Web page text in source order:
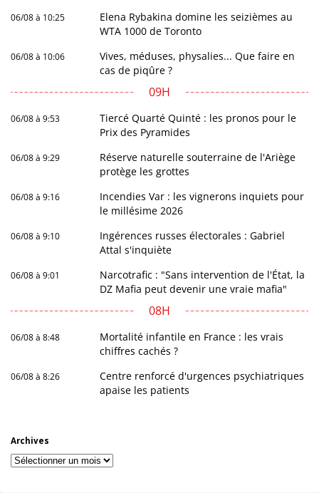
06/08 à 10:25
Elena Rybakina domine les seizièmes au
WTA 1000 de Toronto
06/08 à 10:06
Vives, méduses, physalies... Que faire en
cas de piqûre ?
09H
06/08 à 9:53
Tiercé Quarté Quinté : les pronos pour le
Prix des Pyramides
06/08 à 9:29
Réserve naturelle souterraine de l'Ariège
protège les grottes
06/08 à 9:16
Incendies Var : les vignerons inquiets pour
le millésime 2026
06/08 à 9:10
Ingérences russes électorales : Gabriel
Attal s'inquiète
06/08 à 9:01
Narcotrafic : "Sans intervention de l'État, la
DZ Mafia peut devenir une vraie mafia"
08H
06/08 à 8:48
Mortalité infantile en France : les vrais
chiffres cachés ?
06/08 à 8:26
Centre renforcé d'urgences psychiatriques
apaise les patients
Archives
Archives